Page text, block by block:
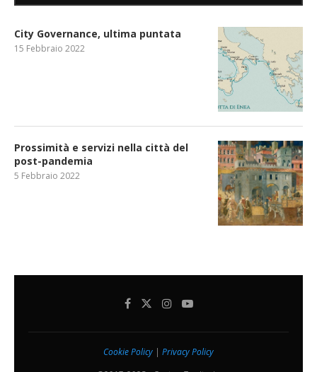
City Governance, ultima puntata
15 Febbraio 2022
Prossimità e servizi nella città del
post-pandemia
5 Febbraio 2022
Cookie Policy | Privacy Policy